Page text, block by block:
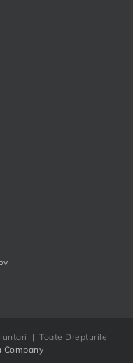
| Toate Drepturile
Company